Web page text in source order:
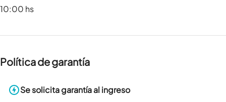
10:00 hs
Política de garantía
Se solicita garantía al ingreso